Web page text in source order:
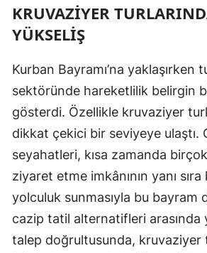
KRUVAZIYER
YÜKSELIŞ
Kurban Bayramı’na yaklaşırken
sektöründe hareketlilik belirgin
gösterdi. Özellikle kruvaziyer
dikkat çekici bir seviyeye ulaştı.
seyahatleri, kısa zamanda
ziyaret etme imkânının yanı
yolculuk sunmasıyla bu bayram
cazip tatil alternatifleri arasında
talep doğrultusunda, kruvaziyer